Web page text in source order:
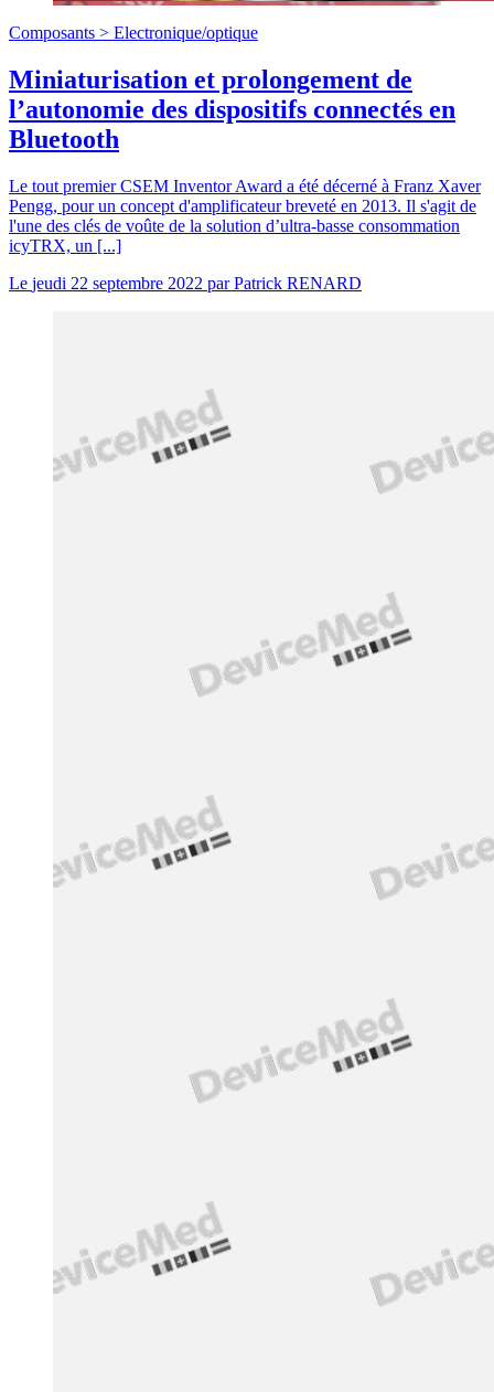
Composants > Electronique/optique
Miniaturisation et prolongement de
l’autonomie des dispositifs connectés en
Bluetooth
Le tout premier CSEM Inventor Award a été décerné à Franz Xaver
Pengg, pour un concept d'amplificateur breveté en 2013. Il s'agit de
l'une des clés de voûte de la solution d’ultra-basse consommation
icyTRX, un [...]
Le jeudi 22 septembre 2022 parPatrick RENARD